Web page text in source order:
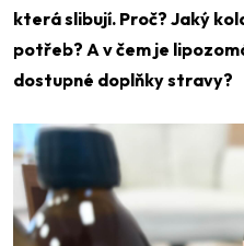
která slibují. Proč? Jaký
potřeb? A v čem je
dostupné doplňky stravy?